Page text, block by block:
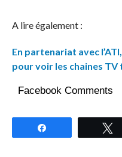
A lire également :
En partenariat avec
pour voir les chaines TV
Facebook Comments